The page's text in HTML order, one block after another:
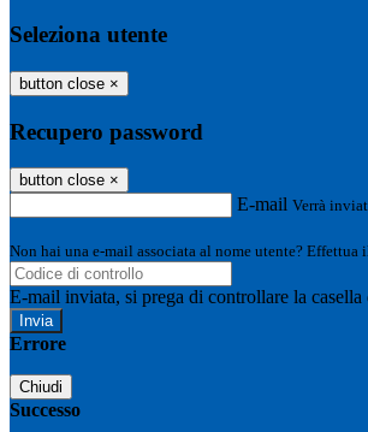
Seleziona utente
button close ×
Recupero password
button close ×
E-mail Verrà
Non hai una e-mail associata al nome utente? Effettua
E-mail inviata, si prega di controllare la casella
Errore
Chiudi
Successo